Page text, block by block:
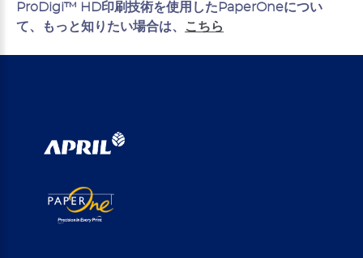
ProDigi™ HD印刷技術を使用したPaperOneについ
て、もっと知りたい場合は、
こちら